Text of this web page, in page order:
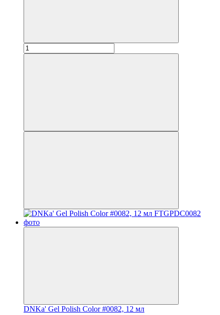
DNKa' Gel Polish Color #0082, 12 мл